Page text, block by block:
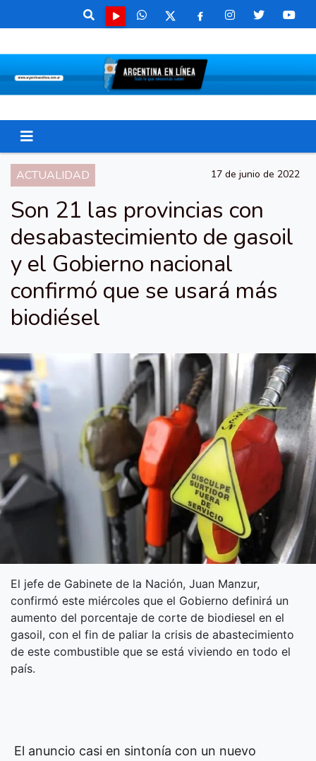
ACTUALIDAD 17 de junio de 2022
Son 21 las provincias con
desabastecimiento de gasoil
y el Gobierno nacional
confirmó que se usará más
biodiésel
El jefe de Gabinete de la Nación, Juan Manzur,
confirmó este miércoles que el Gobierno definirá un
aumento del porcentaje de corte de biodiesel en el
gasoil, con el fin de paliar la crisis de abastecimiento
de este combustible que se está viviendo en todo el
país.
El anuncio casi en sintonía con un nuevo